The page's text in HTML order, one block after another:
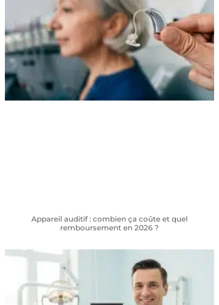
Appareil auditif : combien ça coûte et quel
remboursement en 2026 ?